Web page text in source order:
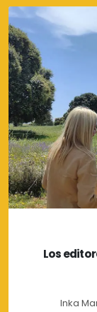
Los
Inka